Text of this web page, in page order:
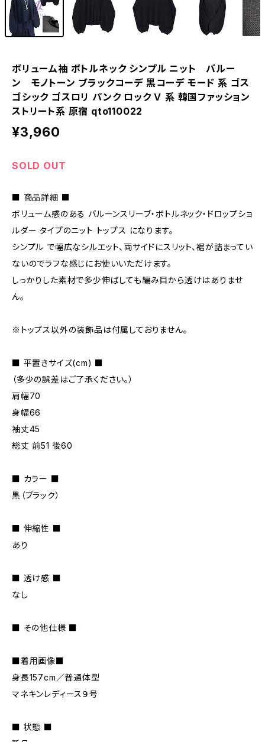
ボリューム袖 ボトルネック シンプル ニット バルー
ン モノトーン ブラックコーデ 黒コーデ モード 系 ゴス
ゴシック ゴスロリ パンク ロック Ｖ 系 韓国ファッション
ストリート系 原宿 qto110022
¥3,960
SOLD OUT
■ 商品詳細 ■
ボリューム感のある バルーンスリーブ・ボトルネック・ドロップショ
ルダー タイプのニット トップス になります。
シンプル で幅広なシルエット、両サイドにスリット、裾が詰まってい
ないのでラフな感じにお使いいただけます。
しっかりした素材で多少伸ばしても編み目から透けはありませ
ん。
※トップス以外の装飾品は付属しておりません。
■ 平置きサイズ(cm) ■
（多少の誤差はご了承ください。）
肩幅70
身幅66
袖丈45
総丈 前51 後60
■ カラー ■
黒（ブラック）
■ 伸縮性 ■
あり
■ 透け感 ■
なし
■ その他仕様 ■
■着用画像■
身長157cm／普通体型
マネキンレディース９号
■ 状態 ■